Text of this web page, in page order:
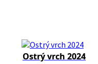
Ostrý vrch 2024